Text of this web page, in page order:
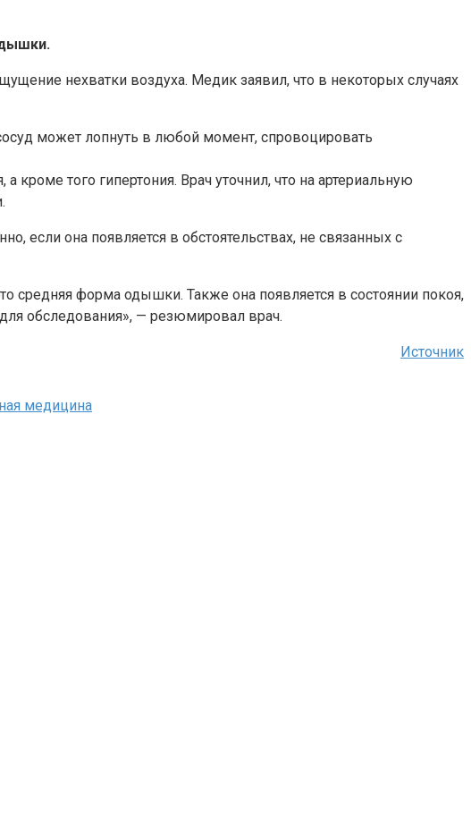
нехватки воздуха. Медик заявил, что в некоторых случаях
может лопнуть в любой момент, спровоцировать
того гипертония. Врач уточнил, что на артериальную
если она появляется в обстоятельствах, не связанных с
средняя форма одышки. Также она появляется в состоянии покоя,
обследования», — резюмировал врач.
Источник
медицина